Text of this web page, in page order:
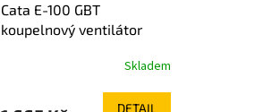
Cata E-100 GBT
koupelnový ventilátor
potrubí 100mm, černáSkladem
DETAIL